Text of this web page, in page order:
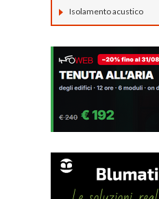
Isolamento acustico